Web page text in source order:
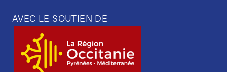
AVEC LE SOUTIEN DE